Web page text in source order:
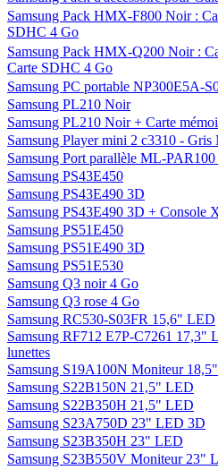
Samsung Pack HMX-F800 Noir :
SDHC 4 Go
Samsung Pack HMX-Q200 Noir :
Carte SDHC 4 Go
Samsung PC portable NP300E5A-
Samsung PL210 Noir
Samsung PL210 Noir + Carte
Samsung Player mini 2 c3310 - Gris
Samsung Port parallèle ML-
Samsung PS43E450
Samsung PS43E490 3D
Samsung PS43E490 3D + Console
Samsung PS51E450
Samsung PS51E490 3D
Samsung PS51E530
Samsung Q3 noir 4 Go
Samsung Q3 rose 4 Go
Samsung RC530-S03FR 15,6" LED
Samsung RF712 E7P-C7261
lunettes
Samsung S19A100N Moniteur
Samsung S22B150N 21,5" LED
Samsung S22B350H 21,5" LED
Samsung S23A750D 23" LED 3D
Samsung S23B350H 23" LED
Samsung S23B550V Moniteur 23"